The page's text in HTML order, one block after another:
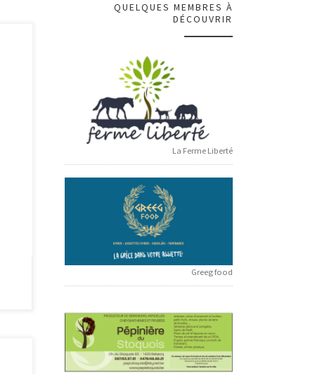
QUELQUES MEMBRES À
DÉCOUVRIR
La Ferme Liberté
Greeg food